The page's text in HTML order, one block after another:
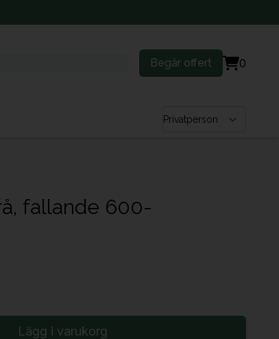
Begär offert 0
Välj kundtyp
fallande 600-
Lägg i varukorg